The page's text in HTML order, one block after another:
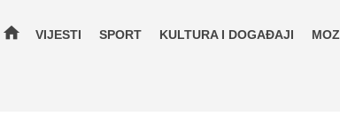
home VIJESTI SPORT KULTURA I DOGAĐAJI